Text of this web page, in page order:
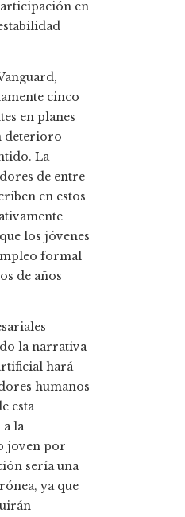
en
cinco
en planes
deterioro
La
de entre
en estos
los jóvenes
formal
de años
la narrativa
hará
humanos
esta
la
joven por
sería una
ya que